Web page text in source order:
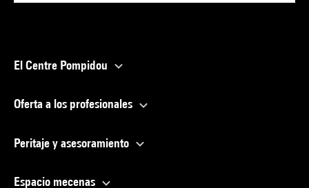
El Centre Pompidou
Oferta a los profesionales
Peritaje y asesoramiento
Espacio mecenas